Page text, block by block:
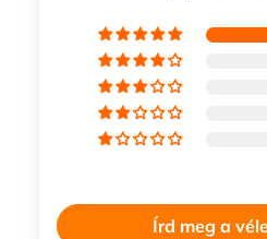
Írd meg a